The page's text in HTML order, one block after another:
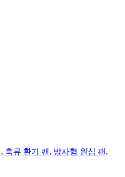
, 축류 환기 팬 , 방사형 원심 팬 ,